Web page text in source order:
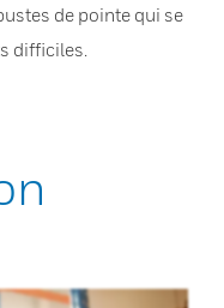
de pointe qui se
difficiles.